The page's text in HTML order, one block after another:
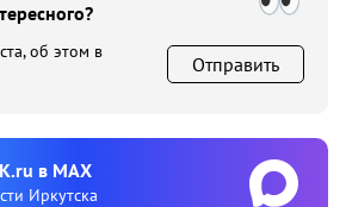
об этом в
Отправить
в MAX
Иркутска